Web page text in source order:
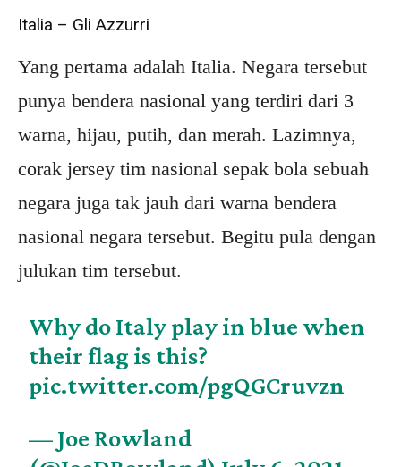
Italia – Gli Azzurri
Yang pertama adalah Italia. Negara tersebut
punya bendera nasional yang terdiri dari 3
warna, hijau, putih, dan merah. Lazimnya,
corak jersey tim nasional sepak bola sebuah
negara juga tak jauh dari warna bendera
nasional negara tersebut. Begitu pula dengan
julukan tim tersebut.
Why do Italy play in blue when
their flag is this?
pic.twitter.com/pgQGCruvzn
— Joe Rowland